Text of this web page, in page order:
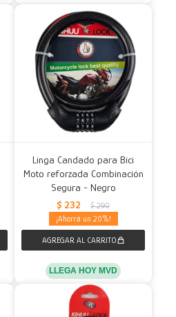
Linga Candado para Bici
Moto reforzada Combinación
Segura - Negro
$ 232 $ 290
20
LLEGA HOY MVD